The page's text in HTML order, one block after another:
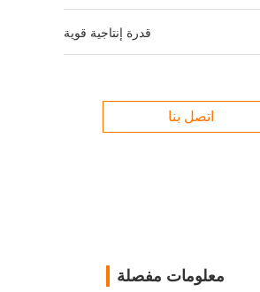
قدرة إنتاجية قوية
اتصل بنا
معلومات مفصلة